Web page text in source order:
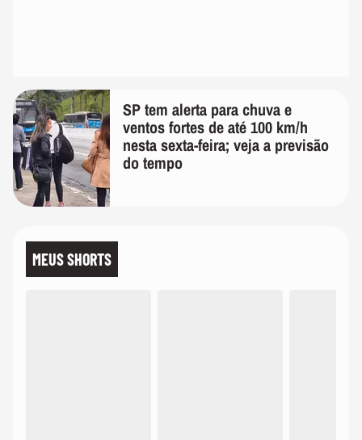
SP tem alerta para chuva e
ventos fortes de até 100 km/h
nesta sexta-feira; veja a previsão
do tempo
MEUS SHORTS